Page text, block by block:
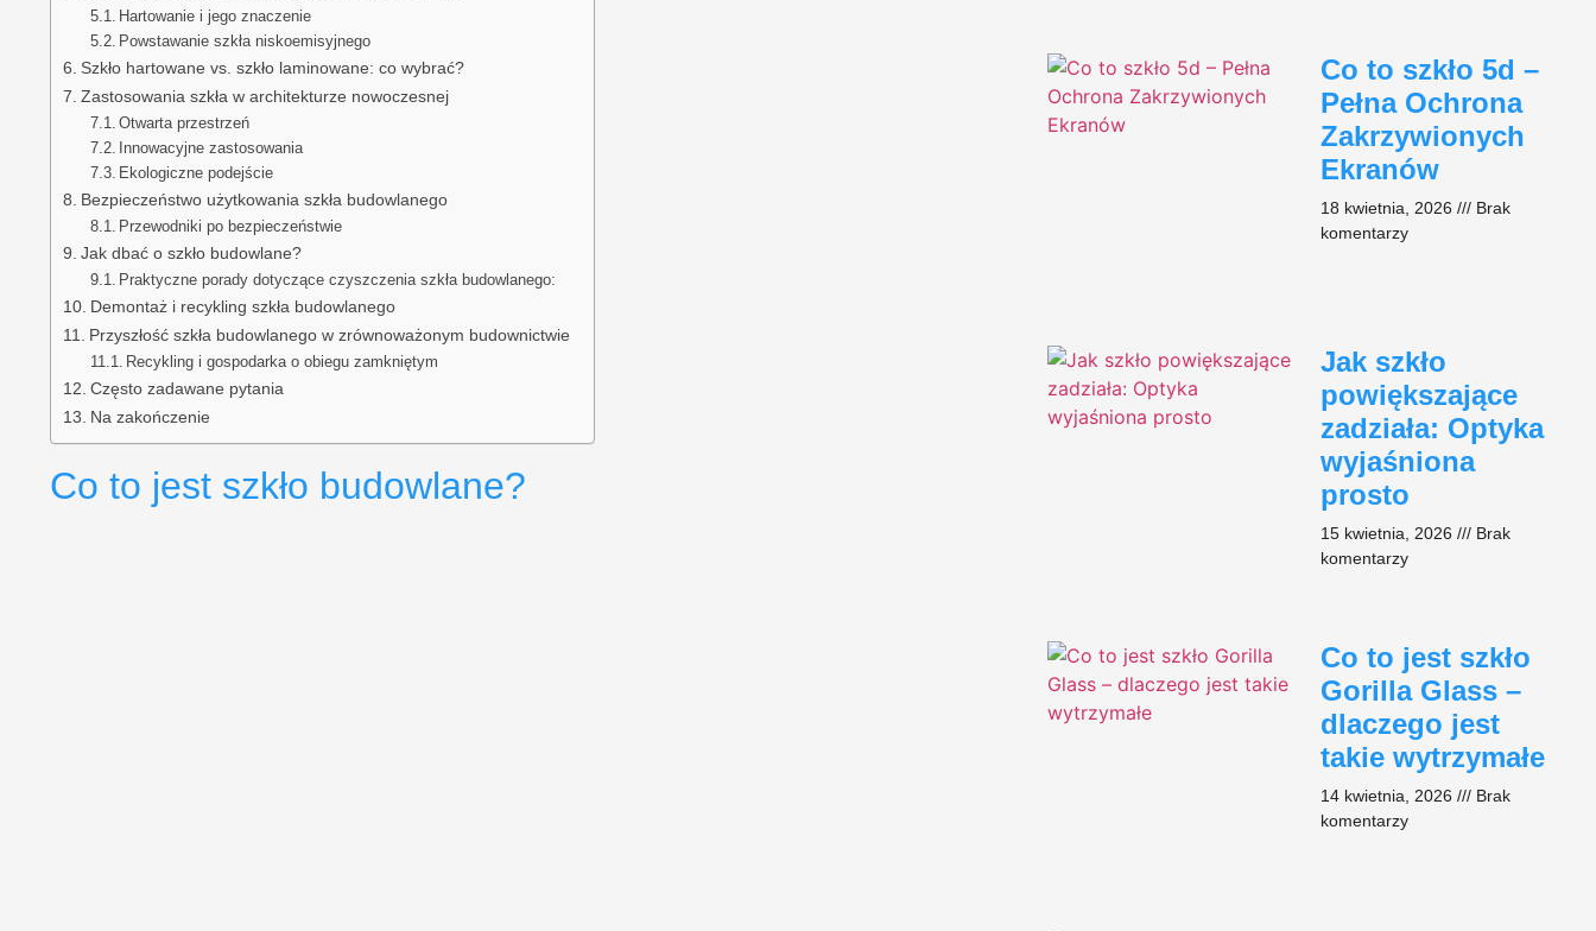
Hartowanie i jego znaczenie
Powstawanie szkła niskoemisyjnego
Szkło hartowane vs. szkło laminowane: co wybrać?
Zastosowania szkła w architekturze nowoczesnej
Otwarta przestrzeń
Innowacyjne zastosowania
Ekologiczne podejście
Bezpieczeństwo użytkowania szkła budowlanego
Przewodniki po bezpieczeństwie
Jak dbać o szkło budowlane?
Praktyczne porady dotyczące czyszczenia szkła budowlanego:
Demontaż i recykling szkła budowlanego
Przyszłość szkła budowlanego w zrównoważonym budownictwie
Recykling i gospodarka o obiegu zamkniętym
Często zadawane pytania
Na zakończenie
Co to jest szkło budowlane?
Co to szkło 5d –
Pełna Ochrona
Zakrzywionych
Ekranów
18 kwietnia, 2026
Brak
komentarzy
Jak szkło
powiększające
zadziała: Optyka
wyjaśniona
prosto
15 kwietnia, 2026
Brak
komentarzy
Co to jest szkło
Gorilla Glass –
dlaczego jest
takie wytrzymałe
14 kwietnia, 2026
Brak
komentarzy